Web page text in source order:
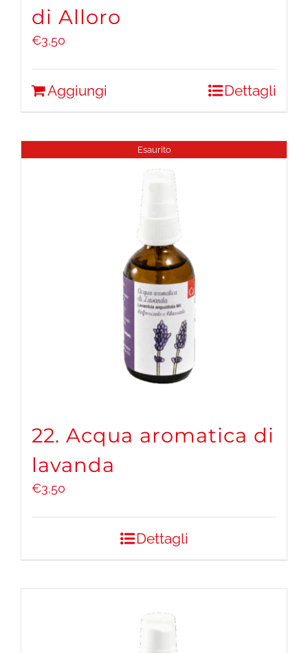
di Alloro
€3,50
Aggiungi Dettagli
Esaurito
22. Acqua aromatica di
lavanda
€3,50
Dettagli